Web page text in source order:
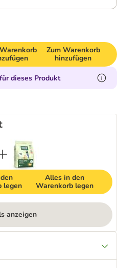
Zum Warenkorb
hinzufügen
dieses Produkt
legen
Alles in den
Warenkorb legen
anzeigen